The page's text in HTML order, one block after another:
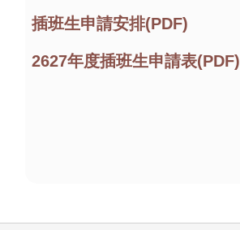
插班生申請安排(PDF)
2627年度插班生申請表(PDF)